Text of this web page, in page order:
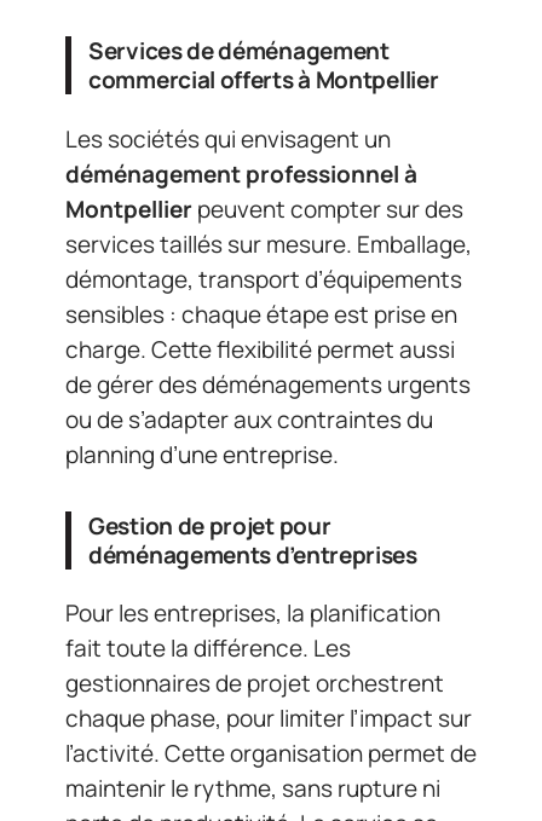
Services de déménagement
commercial offerts à Montpellier
Les sociétés qui envisagent un
déménagement professionnel à
Montpellierpeuvent compter sur des
services taillés sur mesure. Emballage,
démontage, transport d’équipements
sensibles : chaque étape est prise en
charge. Cette flexibilité permet aussi
de gérer des déménagements urgents
ou de s’adapter aux contraintes du
planning d’une entreprise.
Gestion de projet pour
déménagements d’entreprises
Pour les entreprises, la planification
fait toute la différence. Les
gestionnaires de projet orchestrent
chaque phase, pour limiter l’impact sur
l’activité. Cette organisation permet de
maintenir le rythme, sans rupture ni